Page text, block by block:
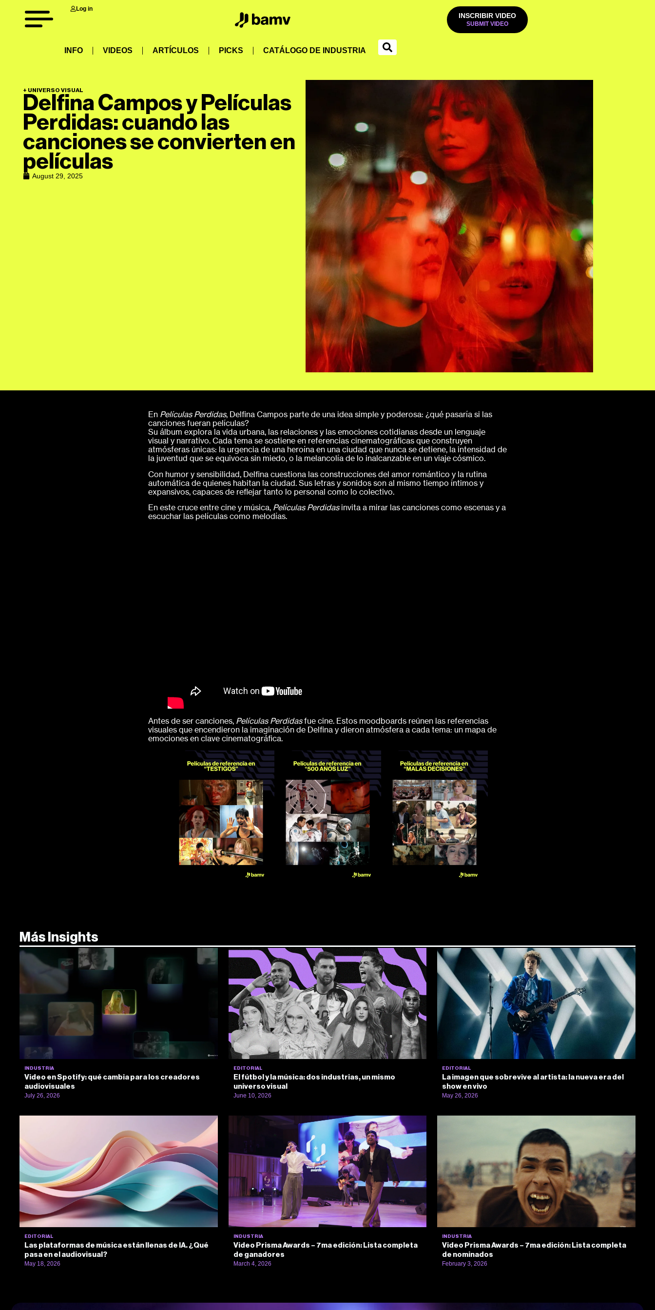
Log in
INSCRIBIR VIDEO
INFO VIDEOS ARTÍCULOS PICKS CATÁLOGO DE INDUSTRIA
+ UNIVERSO VISUAL
Delfina Campos y Películas
Perdidas: cuando las
canciones se convierten en
películas
August 29, 2025
En Películas Perdidas, Delfina Campos parte de una idea simple y poderosa: ¿qué pasaría si las
canciones fueran películas?
Su álbum explora la vida urbana, las relaciones y las emociones cotidianas desde un lenguaje
visual y narrativo. Cada tema se sostiene en referencias cinematográficas que construyen
atmósferas únicas: la urgencia de una heroína en una ciudad que nunca se detiene, la intensidad de
la juventud que se equivoca sin miedo, o la melancolía de lo inalcanzable en un viaje cósmico.
Con humor y sensibilidad, Delfina cuestiona las construcciones del amor romántico y la rutina
automática de quienes habitan la ciudad. Sus letras y sonidos son al mismo tiempo íntimos y
expansivos, capaces de reflejar tanto lo personal como lo colectivo.
En este cruce entre cine y música, Películas Perdidasinvita a mirar las canciones como escenas y a
escuchar las películas como melodías.
Antes de ser canciones, Películas Perdidasfue cine. Estos moodboards reúnen las referencias
visuales que encendieron la imaginación de Delfina y dieron atmósfera a cada tema: un mapa de
emociones en clave cinematográfica.
Más Insights
INDUSTRIA
Video en Spotify: qué cambia para los creadores
audiovisuales
July 26, 2026
EDITORIAL
El fútbol y la música: dos industrias, un mismo
universo visual
June 10, 2026
EDITORIAL
La imagen que sobrevive al artista: la nueva era del
show en vivo
May 26, 2026
EDITORIAL
Las plataformas de música están llenas de IA. ¿Qué
pasa en el audiovisual?
May 18, 2026
INDUSTRIA
Video Prisma Awards – 7ma edición: Lista completa
de ganadores
March 4, 2026
INDUSTRIA
Video Prisma Awards – 7ma edición: Lista completa
de nominados
February 3, 2026